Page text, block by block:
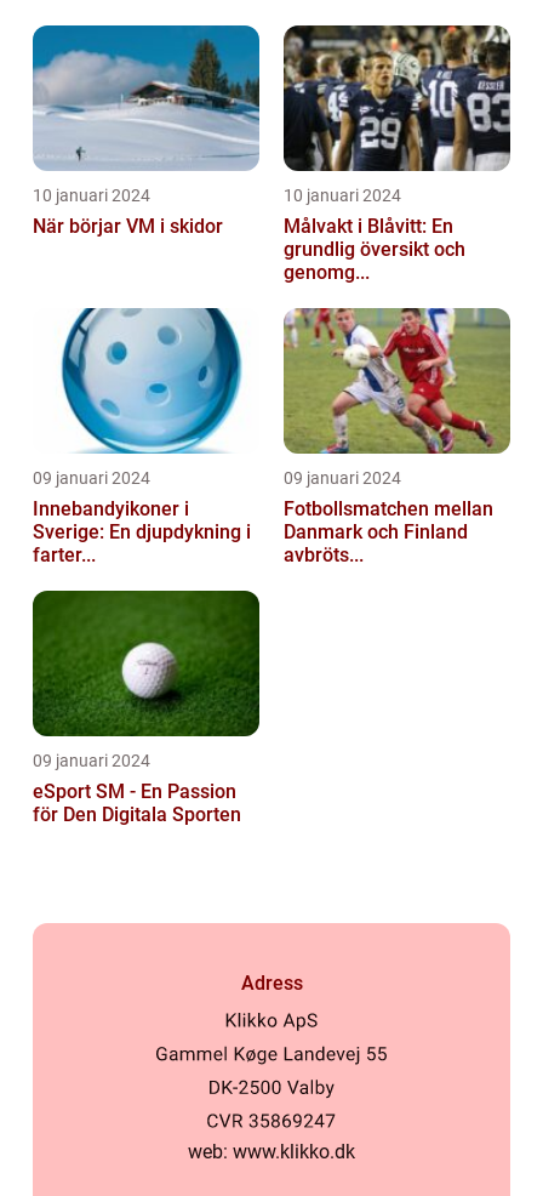
10 januari 2024
När börjar VM i skidor
10 januari 2024
Målvakt i Blåvitt: En
grundlig översikt och
genomg...
09 januari 2024
Innebandyikoner i
Sverige: En djupdykning i
farter...
09 januari 2024
Fotbollsmatchen mellan
Danmark och Finland
avbröts...
09 januari 2024
eSport SM - En Passion
för Den Digitala Sporten
Adress
web: www.klikko.dk